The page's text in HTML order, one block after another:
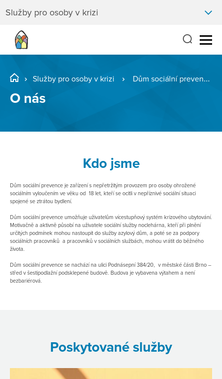
Služby pro osoby v krizi
Služby pro osoby v krizi Dům sociální prevence, Podnásepní
O nás
Kdo jsme
Dům sociální prevence je zařízení s nepřetržitým provozem pro osoby ohrožené
sociálním vyloučením ve věku od 18 let, kteří se ocitli v nepříznivé sociální situaci
spojené se ztrátou bydlení.
Dům sociální prevence umožňuje uživatelům vícestupňový systém krizového ubytování.
Motivačně a aktivně působí na uživatele sociální služby noclehárna, kteří při plnění
určitých podmínek mohou nastoupit do služby azylový dům, a poté se za podpory
sociálních pracovníků a pracovníků v sociálních službách, mohou vrátit do běžného
života.
Dům sociální prevence se nachází na ulici Podnásepní 384/20, v městské části Brno –
střed v šestipodlažní podsklepené budově. Budova je vybavena výtahem a není
bezbariérová.
Poskytované služby